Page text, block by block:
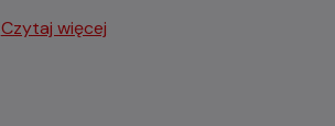
Czytaj więcej